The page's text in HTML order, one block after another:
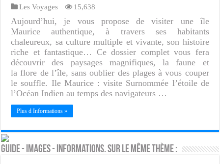
Les Voyages 15,638
Aujourd’hui, je vous propose de visiter une île
Maurice authentique, à travers ses habitants
chaleureux, sa culture multiple et vivante, son histoire
riche et fantastique… Ce dossier complet vous fera
découvrir des paysages magnifiques, la faune et
la flore de l’île, sans oublier des plages à vous couper
le souffle. Ile Maurice : visite Surnommée l’étoile de
l’Océan Indien au temps des navigateurs …
Plus d Informations »
Guide - Images - Informations. Sur le même thème :